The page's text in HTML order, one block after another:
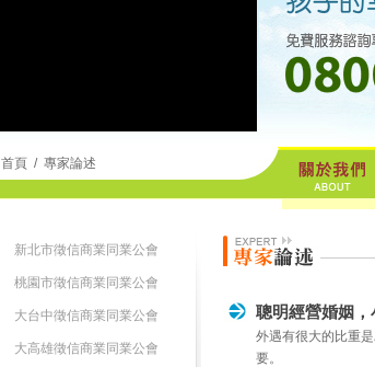
首頁 / 專家論述
新北市徵信商業同業公會
桃園市徵信商業同業公會
大台中徵信商業同業公會
大高雄徵信商業同業公會
聰明經營婚姻，
外遇有很大的比重
要。